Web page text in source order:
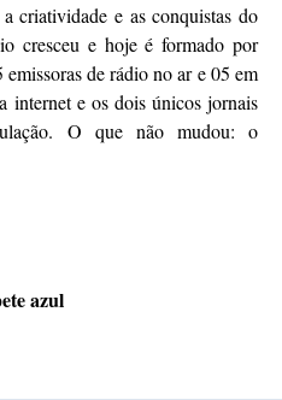
criatividade e as conquistas do
cresceu e hoje é formado por
de rádio no ar e 05 em
internet e os dois únicos jornais
O que não mudou: o
azul